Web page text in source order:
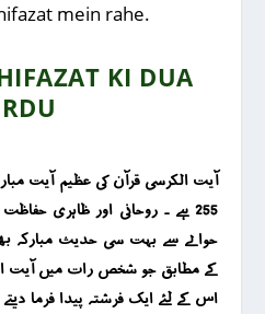
mein rahe.
KI DUA
آیت الکرسی قرآن کی عظیم آیت
255 ہے ۔ روحانی اور ظاہری
حوالے سے بہت سی حدیث مبارکہ
کے مطابق جو شخص رات میں آیت
اس کے لئے ایک فرشتہ پیدا فرما